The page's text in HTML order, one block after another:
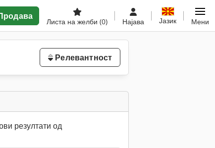
Листа на желби (0) Најава Јазик Мени
Релевантност
резултати од